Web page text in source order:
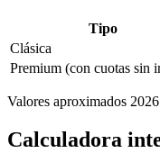
Tipo
Clásica
Premium (con cuotas sin
Valores aproximados
Calculadora